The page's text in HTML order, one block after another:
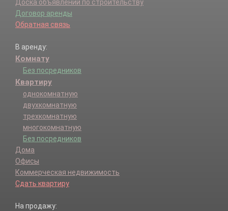
Доска объявлений по строительству
Договор аренды
Обратная связь
В аренду:
Комнату
Без посредников
Квартиру
однокомнатную
двухкомнатную
трехкомнатную
многокомнатную
Без посредников
Дома
Офисы
Коммерческая недвижимость
Сдать квартиру
На продажу: